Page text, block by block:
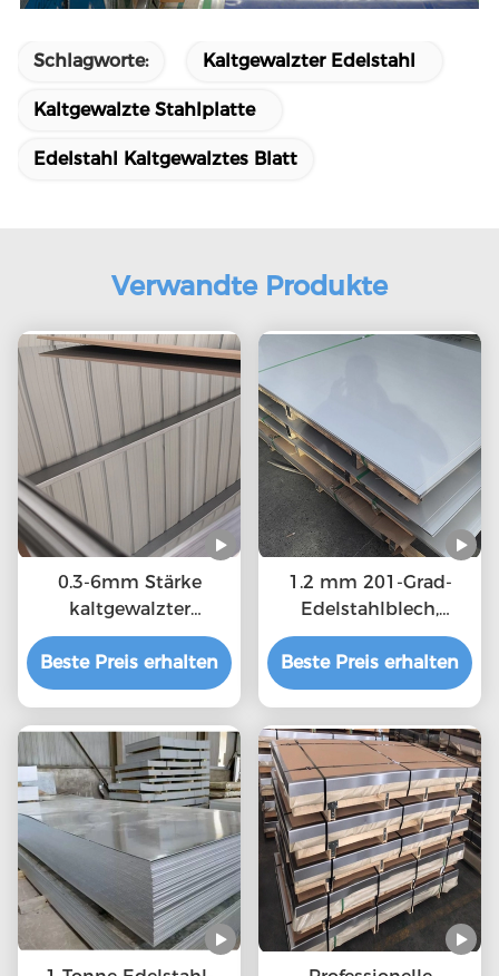
Schlagworte: Kaltgewalzter Edelstahl
Kaltgewalzte Stahlplatte
Edelstahl Kaltgewalztes Blatt
Verwandte Produkte
0.3-6mm Stärke
kaltgewalzter
Edelstahlblech MTC,
ISO-Bescheinigung
Beste Preis erhalten
1.2 mm 201-Grad-
Edelstahlblech,
langlebige
warmgewalzte
Stahlplatte kaufen
Beste Preis erhalten